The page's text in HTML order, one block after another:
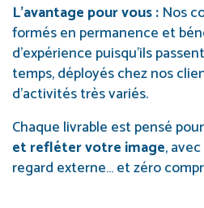
L’avantage pour vous : Nos
formés en permanence et
d’expérience puisqu’ils
temps, déployés chez nos
d’activités très variés.
Chaque livrable est pensé pour
et refléter votre image,
regard externe… et zéro